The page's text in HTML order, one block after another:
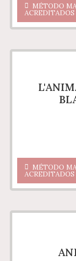
MÉTODO
ACREDITADOS
MÉTODO
ACREDITADOS